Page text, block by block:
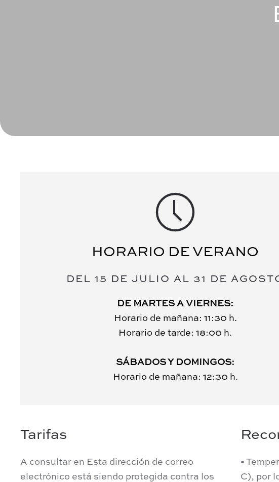
HORARIO DE VERANO
DEL 15 DE JULIO AL 31 DE
DE MARTES A VIERNES:
Horario de mañana: 11:30 h.
Horario de tarde: 18:00 h.
SÁBADOS Y DOMINGOS:
Horario de mañana: 12:30 h.
Tarifas
A consultar en Esta dirección de correo
electrónico está siendo protegida contra los
•
C), por